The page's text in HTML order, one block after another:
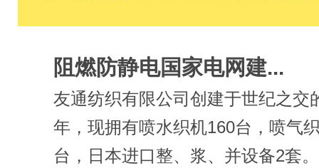
阻燃防静电国家电网建...
友通纺织有限公司创建于世纪之交
年，现拥有喷水织机160台，喷气
台，日本进口整、浆、并设备2套